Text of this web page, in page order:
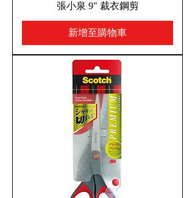
張小泉 9" 裁衣鋼剪
新增至購物車